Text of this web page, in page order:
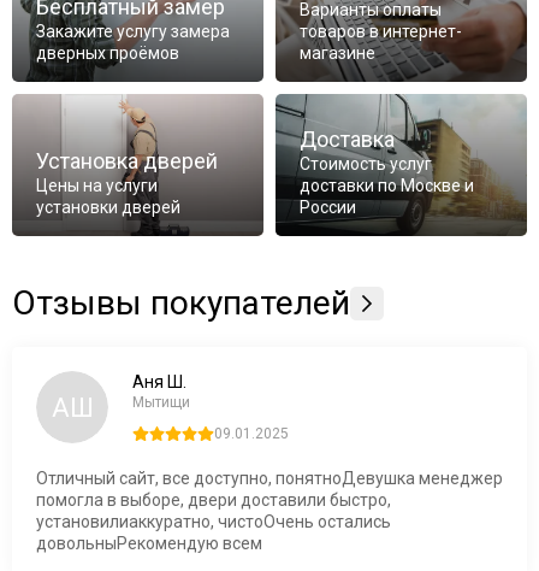
Бесплатный замер
Закажите услугу замера
дверных проёмов
Варианты оплаты
товаров в интернет-
магазине
Установка дверей
Цены на услуги
установки дверей
Доставка
Стоимость услуг
доставки по Москве и
России
Отзывы покупателей
АШ
Аня Ш.
Мытищи
09.01.2025
Отличный сайт, все доступно, понятноДевушка менеджер
помогла в выборе, двери доставили быстро,
установилиаккуратно, чистоОчень остались
довольныРекомендую всем